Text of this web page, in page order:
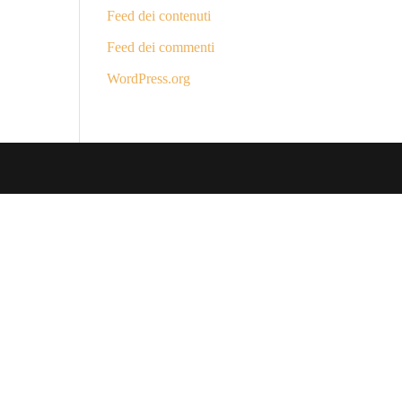
Feed dei contenuti
Feed dei commenti
WordPress.org